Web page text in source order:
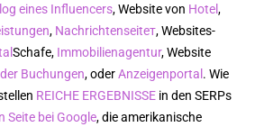
eines Influencers, Website von Hotel,
, Nachrichtenseiteт, Websites-
Schafe, Immobilienagentur, Website
Buchungen, oderAnzeigenportal . Wie
REICHE ERGEBNISSE in den SERPs
Seite bei Google, die amerikanische